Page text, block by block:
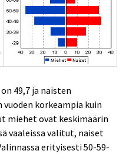
49,7 ja naisten
korkeampia kuin
miehet ovat keskimäärin
vaaleissa valitut, naiset
erityisesti 50-59-